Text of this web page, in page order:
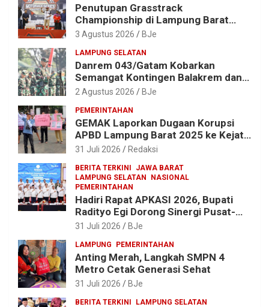
Penutupan Grasstrack
Championship di Lampung Barat
Meriah, Dihadiri Ribuan Penonton; Ini
3 Agustus 2026 BJe
LAMPUNG SELATAN
Danrem 043/Gatam Kobarkan
Semangat Kontingen Balakrem dan
Yonif 143/TWEJ di Pembukaan
XXI/Radin Inten
2 Agustus 2026 BJe
PEMERINTAHAN
GEMAK Laporkan Dugaan Korupsi
APBD Lampung Barat 2025 ke Kejati
Lampung, Soroti Proyek Jalan
31 Juli 2026 Redaksi
BERITA TERKINI
JAWA BARAT
LAMPUNG SELATAN
NASIONAL
PEMERINTAHAN
Hadiri Rapat APKASI 2026, Bupati
Radityo Egi Dorong Sinergi Pusat-
Daerah untuk Percepat
31 Juli 2026 BJe
LAMPUNG PEMERINTAHAN
Anting Merah, Langkah SMPN 4
Metro Cetak Generasi Sehat
31 Juli 2026 BJe
BERITA TERKINI
LAMPUNG SELATAN